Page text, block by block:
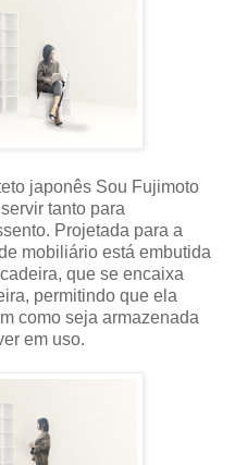
japonês Sou Fujimoto
tanto para
Projetada para a
mobiliário está embutida
que se encaixa
permitindo que ela
como seja armazenada
em uso.